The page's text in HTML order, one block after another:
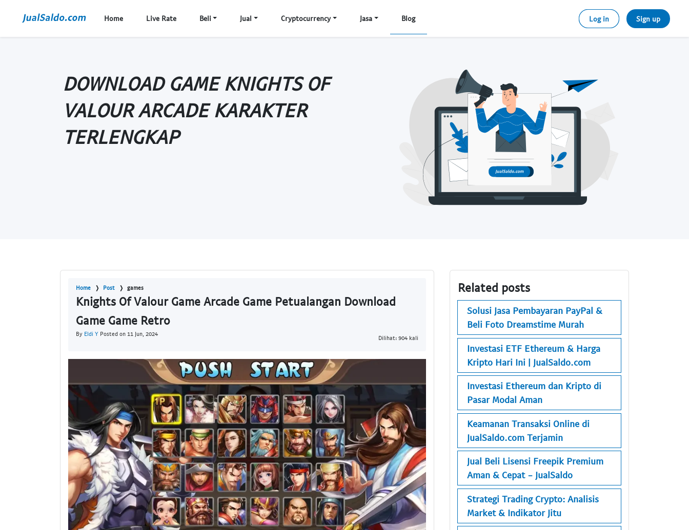
Home Live Rate Beli Jual Cryptocurrency Jasa Blog Log in Sign up
DOWNLOAD GAME KNIGHTS OF
VALOUR ARCADE KARAKTER
TERLENGKAP
Home Post games
Knights Of Valour Game Arcade Game Petualangan Download
Game Game Retro
By Eldi Y Posted on 11 Jun, 2024
Dilihat: 904 kali
Related posts
Solusi Jasa Pembayaran PayPal &
Beli Foto Dreamstime Murah
Investasi ETF Ethereum & Harga
Kripto Hari Ini | JualSaldo.com
Investasi Ethereum dan Kripto di
Pasar Modal Aman
Keamanan Transaksi Online di
JualSaldo.com Terjamin
Jual Beli Lisensi Freepik Premium
Aman & Cepat - JualSaldo
Strategi Trading Crypto: Analisis
Market & Indikator Jitu